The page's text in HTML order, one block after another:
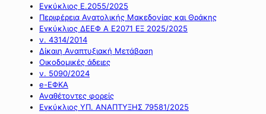
Εγκύκλιος Ε.2055/2025
Περιφέρεια Ανατολικής Μακεδονίας και Θράκης
Εγκύκλιος ΔΕΕΦ Α Ε2071 ΕΞ 2025/2025
ν. 4314/2014
Δίκαιη Αναπτυξιακή Μετάβαση
Οικοδομικές άδειες
ν. 5090/2024
e-ΕΦΚΑ
Αναθέτοντες φορείς
Εγκύκλιος ΥΠ. ΑΝΑΠΤΥΞΗΣ 79581/2025